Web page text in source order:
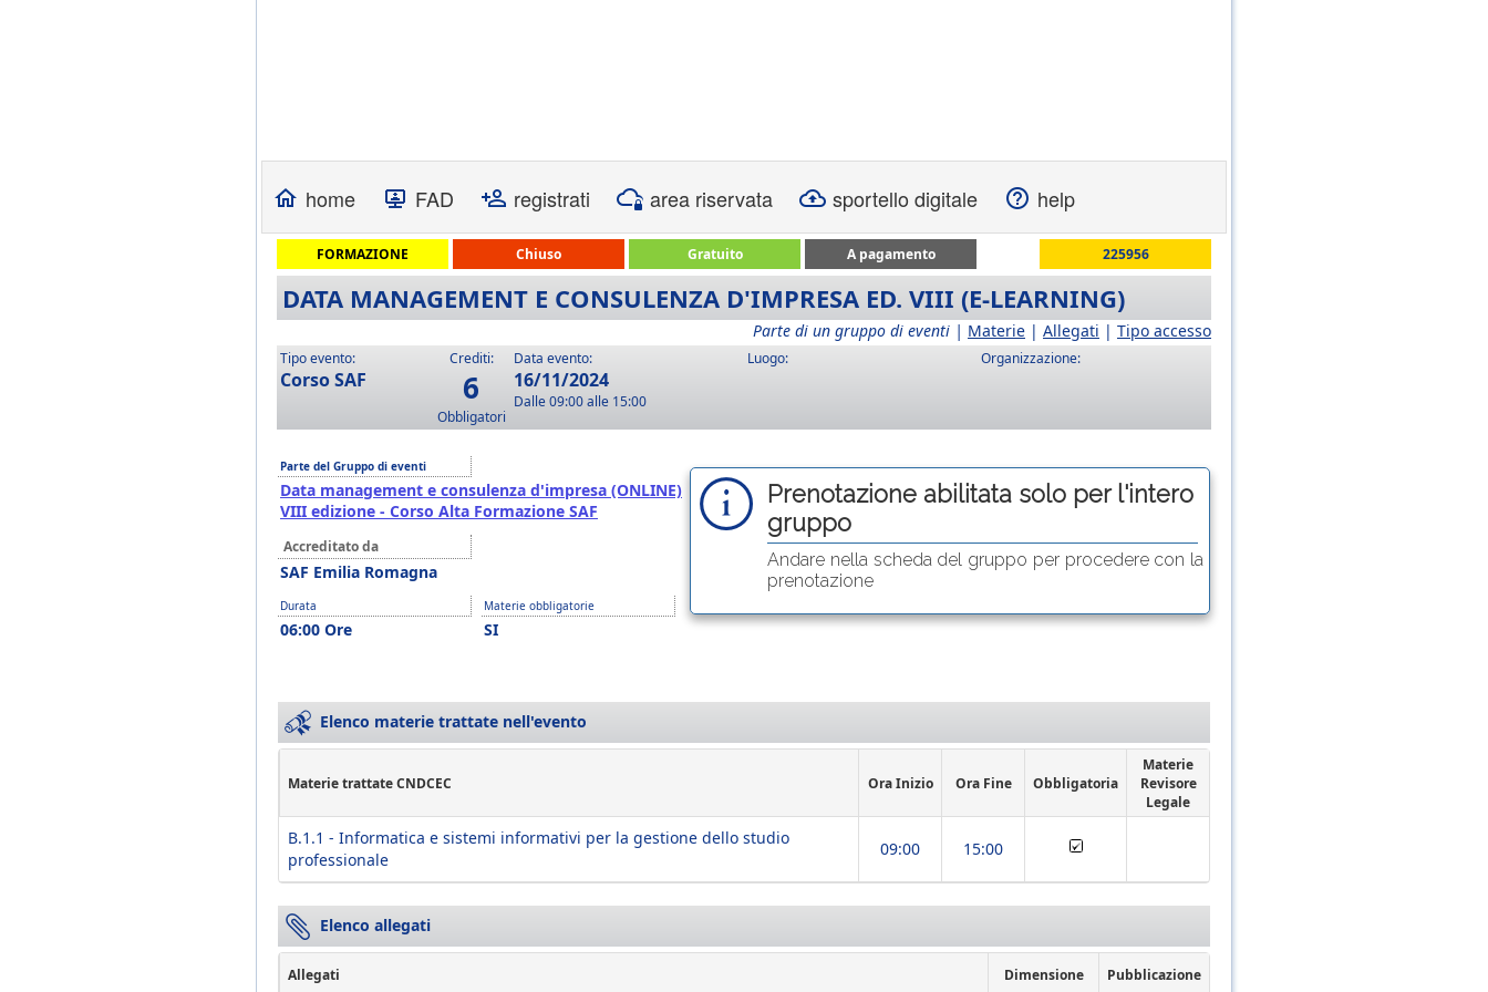
home FAD registrati area riservata sportello digitale help
FORMAZIONE Chiuso Gratuito A pagamento 225956
DATA MANAGEMENT E CONSULENZA D'IMPRESA ED. VIII (E-LEARNING)
Parte di un gruppo di eventi | Materie | Allegati | Tipo accesso
Tipo evento:
Corso SAF
Crediti:
6
Obbligatori
Data evento:
16/11/2024
Dalle 09:00 alle 15:00
Luogo: Organizzazione:
Parte del Gruppo di eventi
Data management e consulenza d'impresa (ONLINE)
VIII edizione - Corso Alta Formazione SAF
Accreditato da
SAF Emilia Romagna
Durata
06:00 Ore
Materie obbligatorie
SI
Prenotazione abilitata solo per l'intero
gruppo
Andare nella scheda del gruppo per procedere con la
prenotazione
Elenco materie trattate nell'evento
Materie trattate CNDCEC Ora Inizio Ora Fine Obbligatoria
Materie
Revisore
Legale
B.1.1 - Informatica e sistemi informativi per la gestione dello studio
professionale
09:00 15:00
Elenco allegati
Allegati Dimensione Pubblicazione